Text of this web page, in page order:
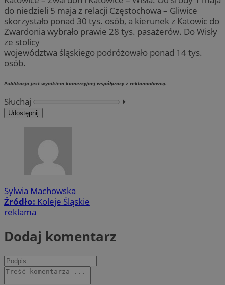
do niedzieli 5 maja z relacji Częstochowa – Gliwice
skorzystało ponad 30 tys. osób, a kierunek z Katowic do
Zwardonia wybrało prawie 28 tys. pasażerów. Do Wisły
ze stolicy
województwa śląskiego podróżowało ponad 14 tys.
osób.
Publikacja jest wynikiem komercyjnej współpracy z reklamodawcą.
Słuchaj ⏵︎
Udostępnij
Sylwia Machowska
Źródło: Koleje Śląskie
reklama
Dodaj komentarz